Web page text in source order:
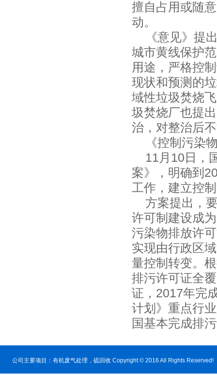
擅自占用或随
动。
《意见》提出
城市黄线保护
用途，严格控
现状和预测的
域性垃圾焚烧
圾焚烧厂也提
治，对整治后
《控制污染
11月10日，
案》，明确到
工作，建立控
方案提出，要
许可制建设成
污染物排放许
实现由行政区
量控制转变。
排污许可证全
证，2017年完
计划》重点行
国基本完成排
公司主要项目： 有机废气处理 ，硫回收 Copyright © 2016 All Rights